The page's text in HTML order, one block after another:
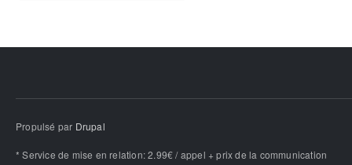
Propulsé par Drupal
* Service de mise en relation: 2.99€ / appel + prix de la communication